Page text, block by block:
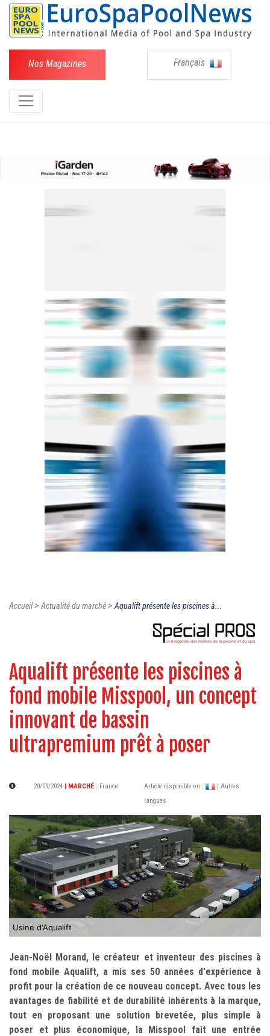
Nos Magazines Français
Accueil>Actualité du marché>Aqualift présente les piscines à...
Aqualift présente les piscines à
fond mobile Misspool, un concept
innovant de bassin
ultrapremium prêt à poser
20/09/2024 | MARCHÉ : France Article disponible en :
| Autres
langues
Usine d'Aqualift
Jean-Noël Morand, le créateur et inventeur des piscines à
fond mobile Aqualift, a mis ses 50 années d'expérience à
profit pour la création de ce nouveau concept. Avec tous les
avantages de fiabilité et de durabilité inhérents à la marque,
tout en proposant une solution brevetée, plus simple à
poser et plus économique, la Misspool fait une entrée